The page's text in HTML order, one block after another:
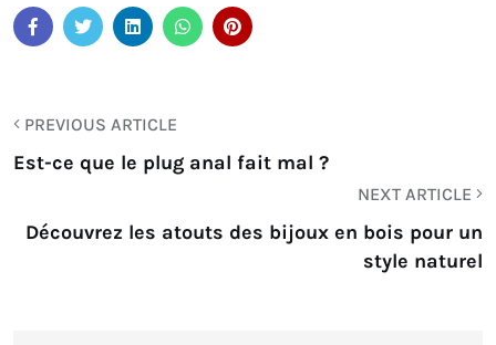
PREVIOUS ARTICLE
Est-ce que le plug anal fait mal ?
NEXT ARTICLE
Découvrez les atouts des bijoux en bois pour un
style naturel